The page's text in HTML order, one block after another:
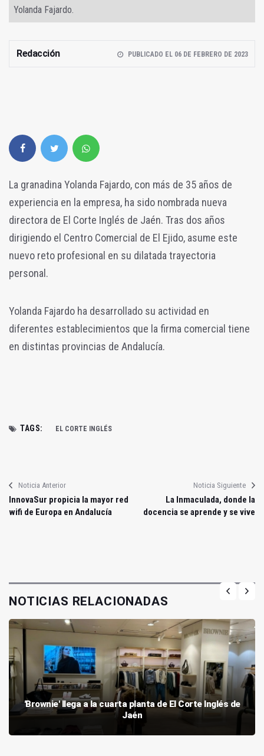
Yolanda Fajardo.
Redacción PUBLICADO EL 06 DE FEBRERO DE 2023
La granadina Yolanda Fajardo, con más de 35 años de
experiencia en la empresa, ha sido nombrada nueva
directora de El Corte Inglés de Jaén. Tras dos años
dirigiendo el Centro Comercial de El Ejido, asume este
nuevo reto profesional en su dilatada trayectoria
personal.
Yolanda Fajardo ha desarrollado su actividad en
diferentes establecimientos que la firma comercial tiene
en distintas provincias de Andalucía.
TAGS: EL CORTE INGLÉS
Noticia Anterior
InnovaSur propicia la mayor red
wifi de Europa en Andalucía
Noticia Siguiente
La Inmaculada, donde la
docencia se aprende y se vive
NOTICIAS RELACIONADAS
'Brownie' llega a la cuarta planta de El Corte Inglés de
Jaén